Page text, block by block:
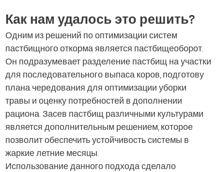
Как нам удалось это решить?
Одним из решений по оптимизации систем
пастбищного откорма является пастбищеоборот.
Он подразумевает разделение пастбищ на участки
для последовательного выпаса коров, подготову
плана чередования для оптимизации уборки
травы и оценку потребностей в дополнении
рациона. Засев пастбищ различными культурами
является дополнительным решением, которое
позволит обеспечить устойчивость системы в
жаркие летние месяцы.
Использование данного подхода сделало